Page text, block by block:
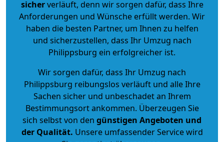
sicherverläuft, denn wir sorgen dafür, dass Ihre
Anforderungen und Wünsche erfüllt werden. Wir
haben die besten Partner, um Ihnen zu helfen
und sicherzustellen, dass Ihr Umzug nach
Philippsburg ein erfolgreicher ist.
Wir sorgen dafür, dass Ihr Umzug nach
Philippsburg reibungslos verläuft und alle Ihre
Sachen sicher und unbeschadet an Ihrem
Bestimmungsort ankommen. Überzeugen Sie
sich selbst von den günstigen Angeboten und
der Qualität. Unsere umfassender Service wird